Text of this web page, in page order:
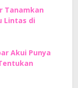
Tanamkan
Lintas di
Akui Punya